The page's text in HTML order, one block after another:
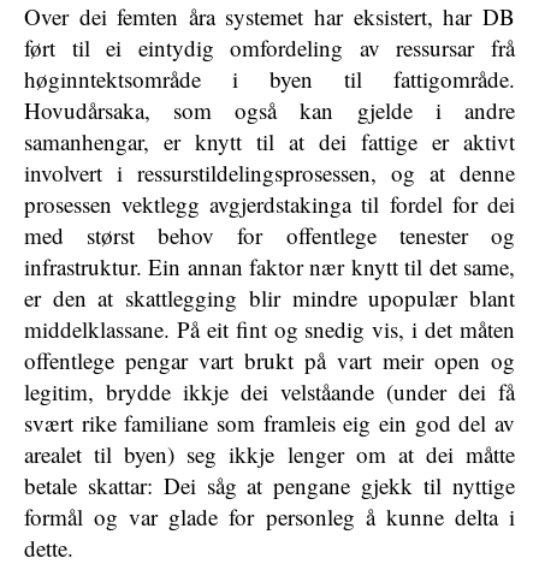
Over dei femten åra systemet har eksistert, har DB
ført til ei eintydig omfordeling av ressursar frå
høginntektsområde i byen til fattigområde.
Hovudårsaka, som også kan gjelde i andre
samanhengar, er knytt til at dei fattige er aktivt
involvert i ressurstildelingsprosessen, og at denne
prosessen vektlegg avgjerdstakinga til fordel for dei
med størst behov for offentlege tenester og
infrastruktur. Ein annan faktor nær knytt til det same,
er den at skattlegging blir mindre upopulær blant
middelklassane. På eit fint og snedig vis, i det måten
offentlege pengar vart brukt på vart meir open og
legitim, brydde ikkje dei velståande (under dei få
svært rike familiane som framleis eig ein god del av
arealet til byen) seg ikkje lenger om at dei måtte
betale skattar: Dei såg at pengane gjekk til nyttige
formål og var glade for personleg å kunne delta i
dette.